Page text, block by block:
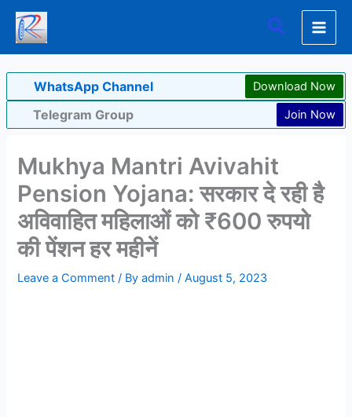
Skip
content
Search
WhatsApp Channel Download Now
Telegram Group Join Now
Mukhya Mantri Avivahit
Pension Yojana: सरकार दे रही है
अविवाहित महिलाओं को ₹600 रुपयो
की पेंशन हर महीनें
Leave a Comment / Byadmin/August 5, 2023